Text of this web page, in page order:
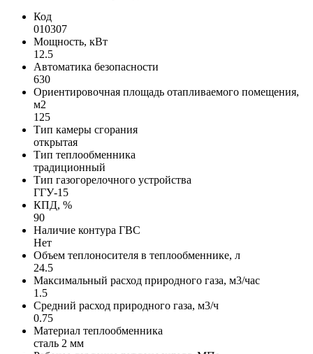
Код
010307
Мощность, кВт
12.5
Автоматика безопасности
630
Ориентировочная площадь отапливаемого помещения,
м2
125
Тип камеры сгорания
открытая
Тип теплообменника
традиционный
Тип газогорелочного устройства
ГГУ-15
КПД, %
90
Наличие контура ГВС
Нет
Объем теплоносителя в теплообменнике, л
24.5
Максимальный расход природного газа, м3/час
1.5
Средний расход природного газа, м3/ч
0.75
Материал теплообменника
сталь 2 мм